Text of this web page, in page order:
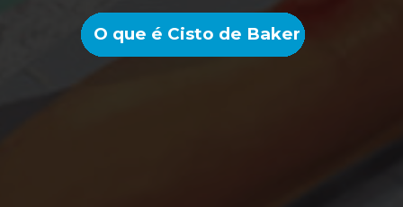
O que é Cisto de Baker